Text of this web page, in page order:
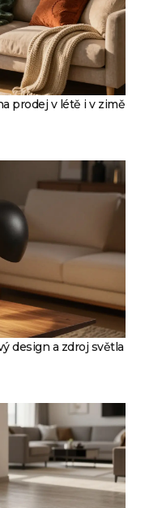
prodej v létě i v zimě
design a zdroj světla